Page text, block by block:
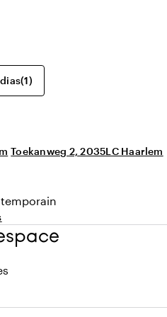
(1)
Toekanweg 2, 2035LC Haarlem